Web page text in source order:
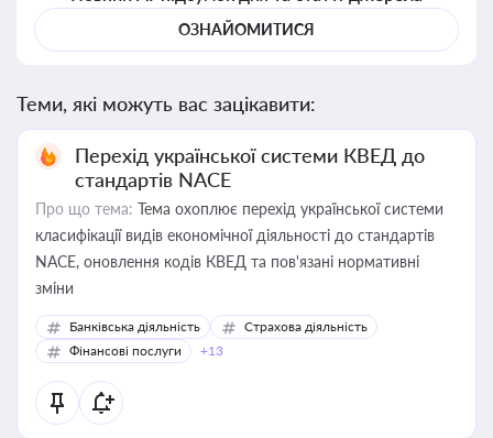
ОЗНАЙОМИТИСЯ
Теми, які можуть вас зацікавити:
Перехід української системи КВЕД до
стандартів NACE
Про що тема: Тема охоплює перехід української системи
класифікації видів економічної діяльності до стандартів
NACE, оновлення кодів КВЕД та пов'язані нормативні
зміни
Банківська діяльність
Страхова діяльність
Фінансові послуги
+13